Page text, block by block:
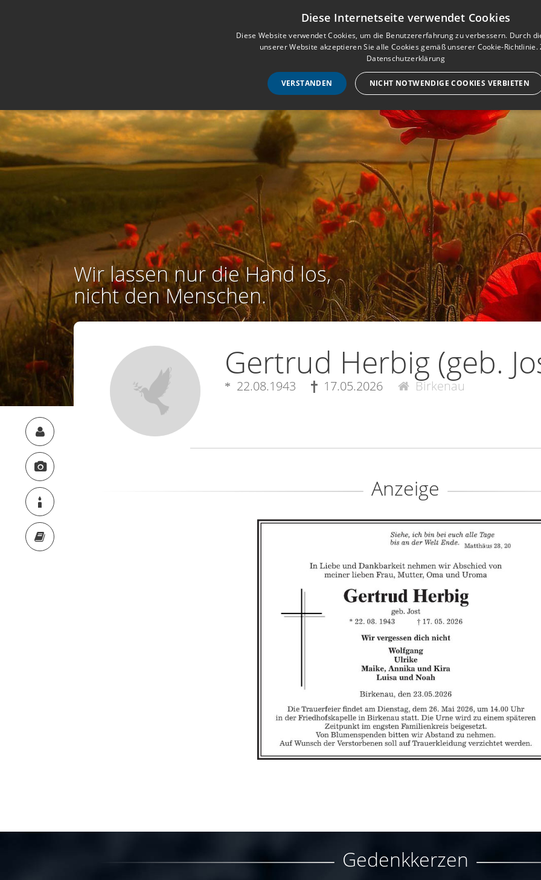
Musterbuch für Traueranzeigen
STARTSEITE
Wir lassen nur die Hand los,
nicht den Menschen.
Gertrud Herbig (geb.
22.08.1943 17.05.2026 Birkenau
Anzeige
Gedenkkerzen
Diese Internetseite verwendet Cookies
Diese Website verwendet Cookies, um die Benutzererfahrung zu verbessern. Durch
unserer Website akzeptieren Sie alle Cookies gemäß unserer Cookie-Richtlinie.
Datenschutzerklärung
VERSTANDEN NICHT NOTWENDIGE COOKIES VERBIETEN